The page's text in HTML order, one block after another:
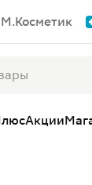
М.Косметик
Акции